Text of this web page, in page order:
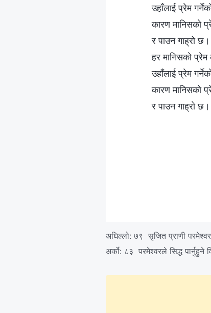
उहाँलाई प्रेम
कारण मानिसको
र पाउन गाह्रो छ।
हर मानिसको प्रेम
उहाँलाई प्रेम
कारण मानिसको
र पाउन गाह्रो छ।
अघिल्लो: ७९ सृजित प्राणी
अर्को: ८३ परमेश्‍वरले सिद्ध पार्नुहुने